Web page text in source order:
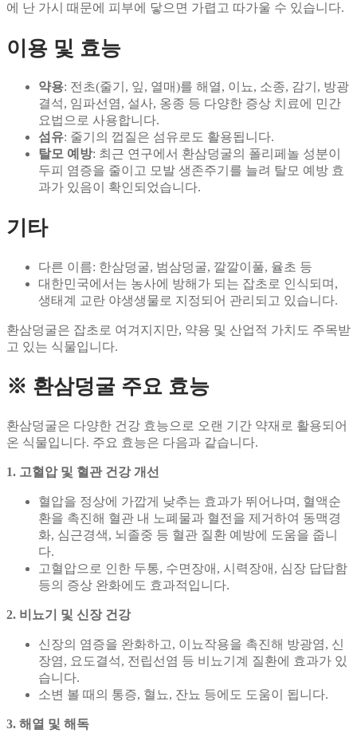
에 난 가시 때문에 피부에 닿으면 가렵고 따가울 수 있습니다.
이용 및 효능
약용: 전초(줄기, 잎, 열매)를 해열, 이뇨, 소종, 감기, 방광
결석, 임파선염, 설사, 옹종 등 다양한 증상 치료에 민간
요법으로 사용합니다.
섬유: 줄기의 껍질은 섬유로도 활용됩니다.
탈모 예방: 최근 연구에서 환삼덩굴의 폴리페놀 성분이
두피 염증을 줄이고 모발 생존주기를 늘려 탈모 예방 효
과가 있음이 확인되었습니다.
기타
다른 이름: 한삼덩굴, 범삼덩굴, 깔깔이풀, 율초 등
대한민국에서는 농사에 방해가 되는 잡초로 인식되며,
생태계 교란 야생생물로 지정되어 관리되고 있습니다.
환삼덩굴은 잡초로 여겨지지만, 약용 및 산업적 가치도 주목받
고 있는 식물입니다.
※ 환삼덩굴 주요 효능
환삼덩굴은 다양한 건강 효능으로 오랜 기간 약재로 활용되어
온 식물입니다. 주요 효능은 다음과 같습니다.
1. 고혈압 및 혈관 건강 개선
혈압을 정상에 가깝게 낮추는 효과가 뛰어나며, 혈액순
환을 촉진해 혈관 내 노폐물과 혈전을 제거하여 동맥경
화, 심근경색, 뇌졸중 등 혈관 질환 예방에 도움을 줍니
다.
고혈압으로 인한 두통, 수면장애, 시력장애, 심장 답답함
등의 증상 완화에도 효과적입니다.
2. 비뇨기 및 신장 건강
신장의 염증을 완화하고, 이뇨작용을 촉진해 방광염, 신
장염, 요도결석, 전립선염 등 비뇨기계 질환에 효과가 있
습니다.
소변 볼 때의 통증, 혈뇨, 잔뇨 등에도 도움이 됩니다.
3. 해열 및 해독